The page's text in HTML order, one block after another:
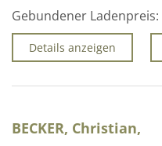
Gebundener Ladenpreis:
Details anzeigen
BECKER, Christian,